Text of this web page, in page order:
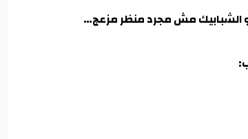
الشبابيك مش مجرد منظر مزعج…
: